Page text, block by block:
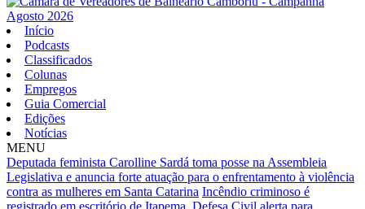
Início
Podcasts
Classificados
Colunas
Empregos
Guia Comercial
Edições
Notícias
MENU
Deputada feminista Carolline Sardá toma posse na Assembleia
Legislativa e anuncia forte atuação para o enfrentamento à violência
contra as mulheres em Santa Catarina Incêndio criminoso é
registrado em escritório de Itapema Defesa Civil alerta para